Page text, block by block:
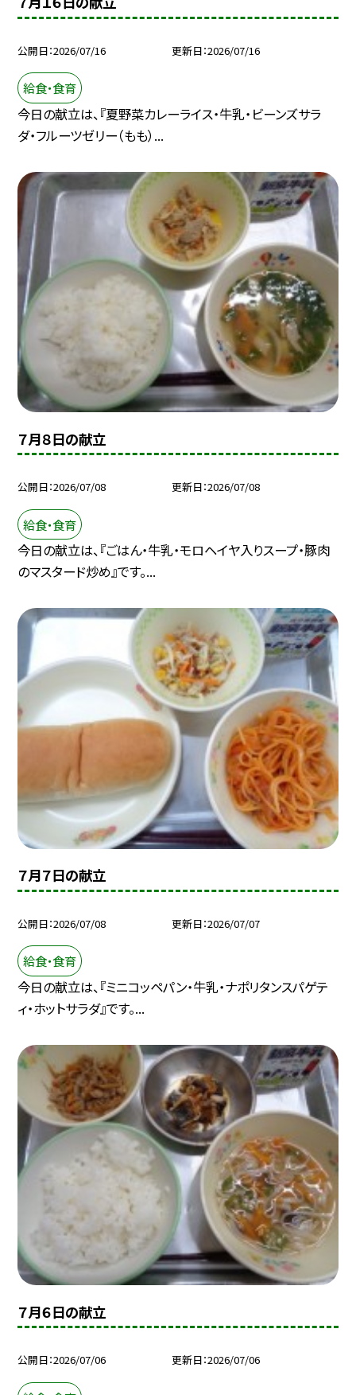
公開日 2026/07/16 更新日 2026/07/16
給食・食育
今日の献立は、『夏野菜カレーライス・牛乳・ビーンズサラ
ダ・フルーツゼリー（もも）...
７月８日の献立
公開日 2026/07/08 更新日 2026/07/08
給食・食育
今日の献立は、『ごはん・牛乳・モロヘイヤ入りスープ・豚肉
のマスタード炒め』です。...
７月７日の献立
公開日 2026/07/08 更新日 2026/07/07
給食・食育
今日の献立は、『ミニコッペパン・牛乳・ナポリタンスパゲテ
ィ・ホットサラダ』です。...
７月６日の献立
公開日 2026/07/06 更新日 2026/07/06